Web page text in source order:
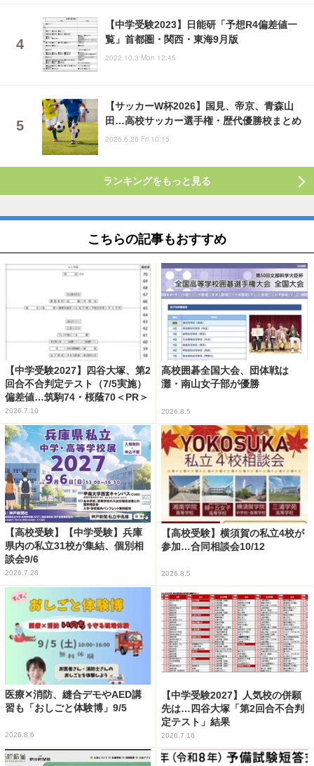
【中学受験2023】日能研「予想R4偏差値一
覧」首都圏・関西・東海9月版
2022.10.3 Mon 12:45
【サッカーW杯2026】国見、帝京、青森山
田…高校サッカー選手権・歴代優勝校まとめ
2026.6.26 Fri 10:15
ランキングをもっと見る
こちらの記事もおすすめ
【中学受験2027】四谷大塚、第2
回合不合判定テスト（7/5実施）
偏差値…筑駒74・桜蔭70＜PR＞
2026.7.10
高校囲碁全国大会、団体戦は
灘・南山女子部が優勝
2026.8.5
【高校受験】【中学受験】兵庫
県内の私立31校が集結、個別相
談会9/6
2026.7.28
【高校受験】横須賀の私立4校が
参加…合同相談会10/12
2026.8.5
医療✕消防、縫合デモやAED講
習も「おしごと体験博」9/5
2026.8.6
【中学受験2027】人気校の併願
先は…四谷大塚「第2回合不合判
定テスト」結果
2026.7.16